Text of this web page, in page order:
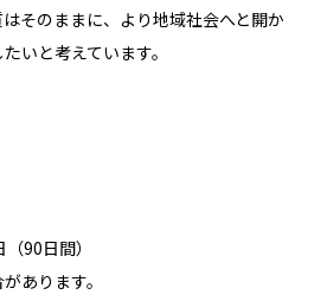
そのままに、より地域社会へと開か
いと考えています。
90日間）
あります。